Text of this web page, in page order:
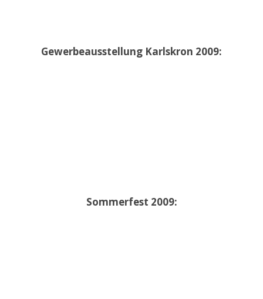
Gewerbeausstellung Karlskron 2009:
Sommerfest 2009: